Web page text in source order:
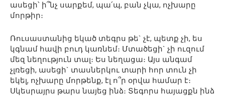
ասեցի՝ ի՞նչ սարքեմ, պա՛պ, բան չկա, ոչխարը
մորթիր։
Ռուսաստանից եկած տեգրս թե` չէ, պետք չի, ես
կգնամ հավի բուդ կառնեմ։ Մտածեցի` չի ուզում
մեզ նեղություն տալ։ Ես նեղացա։ Այս անգամ
չլռեցի, ասեցի` տասներկու տարի հոր տուն չի
եկել, ոչխարը մորթենք, էլ ո՞ր օրվա համար է։
Սկեսրայրս թարս նայեց ինձ։ Տեգորս հայացքն ինձ